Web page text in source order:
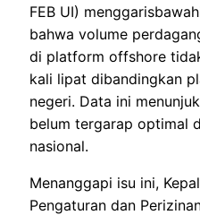
FEB UI)
bahwa volume
di platform offshore
kali lipat dibandingkan
negeri. Data ini
belum tergarap optimal
nasional.
Menanggapi isu ini,
Pengaturan dan